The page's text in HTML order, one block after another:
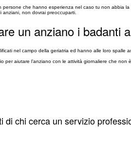
persone che hanno esperienza nel caso tu non abbia
non dovrai preoccuparti.
un anziano i badanti
nel campo della geriatria ed hanno alle loro spalle
per aiutare l’anziano con le attività giornaliere che non
di chi cerca un servizio